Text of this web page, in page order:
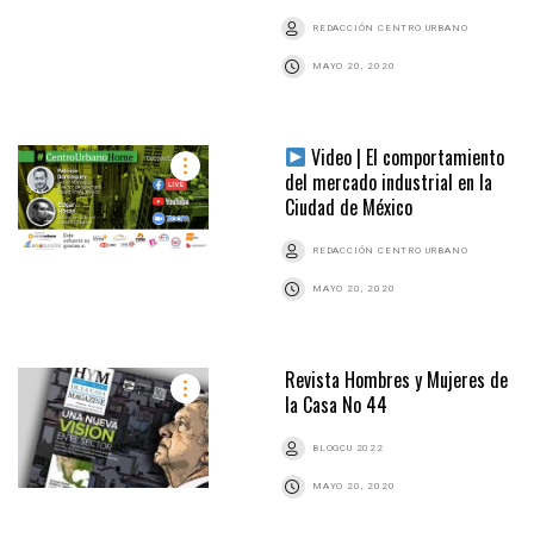
REDACCIÓN CENTRO URBANO
MAYO 20, 2020
Video | El comportamiento
del mercado industrial en la
Ciudad de México
REDACCIÓN CENTRO URBANO
MAYO 20, 2020
Revista Hombres y Mujeres de
la Casa No 44
BLOGCU 2022
MAYO 20, 2020